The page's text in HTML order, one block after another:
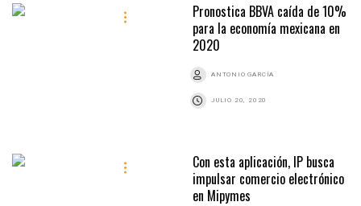
Pronostica BBVA caída de 10%
para la economía mexicana en
2020
ANTONIO GARCÍA
JULIO 20, 2020
Con esta aplicación, IP busca
impulsar comercio electrónico
en Mipymes